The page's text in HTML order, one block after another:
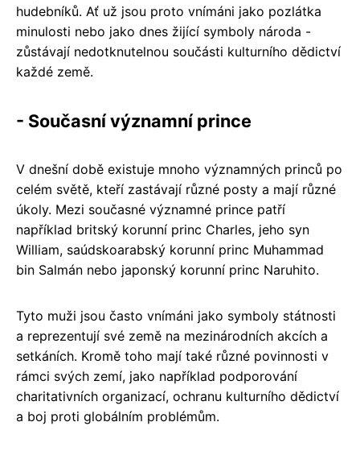
hudebníků. Ať už jsou proto vnímáni jako pozlátka
minulosti nebo jako dnes žijící symboly národa -
zůstávají nedotknutelnou součásti kulturního dědictví
každé země.
- Současní významní prince
V dnešní době existuje mnoho významných princů po
celém světě, kteří zastávají různé posty a mají různé
úkoly. Mezi současné významné prince patří
například britský korunní princ Charles, jeho syn
William, saúdskoarabský korunní princ Muhammad
bin Salmán nebo japonský korunní princ Naruhito.
Tyto muži jsou často vnímáni jako symboly státnosti
a reprezentují své země na mezinárodních akcích a
setkáních. Kromě toho mají také různé povinnosti v
rámci svých zemí, jako například podporování
charitativních organizací, ochranu kulturního dědictví
a boj proti globálním problémům.